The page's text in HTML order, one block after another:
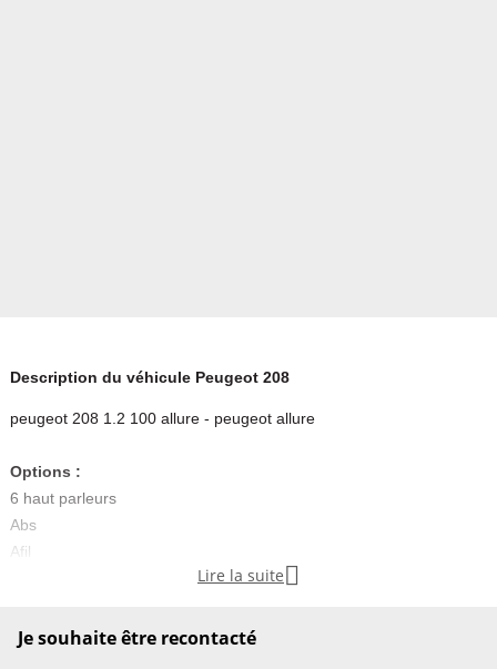
Description du véhicule Peugeot 208
peugeot 208 1.2 100 allure - peugeot allure
Options :
6 haut parleurs
Abs
Afil
Aide au démarrage en côte
Airbag conducteur
Lire la suite 
Je souhaite être recontacté